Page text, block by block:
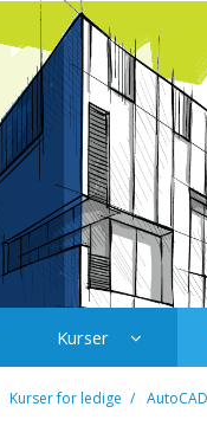
Kurser
Kurser for ledige AutoCAD